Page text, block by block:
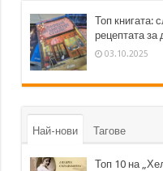
Топ книгата:
рецептата за
03.10.2025
Най-нови Тагове
Топ 10 на